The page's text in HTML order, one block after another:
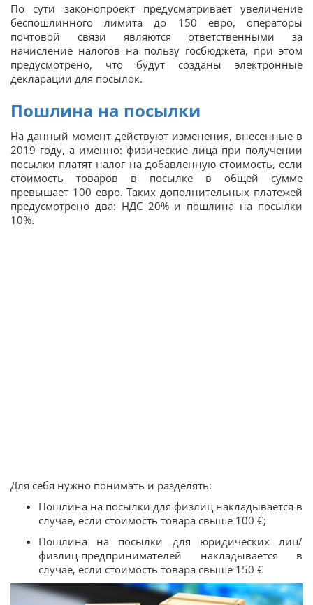
По сути законопроект предусматривает увеличение
беспошлинного лимита до 150 евро, операторы
почтовой связи являются ответственными за
начисление налогов на пользу госбюджета, при этом
предусмотрено, что будут созданы электронные
декларации для посылок.
Пошлина на посылки
На данный момент действуют изменения, внесенные в
2019 году, а именно: физические лица при получении
посылки платят налог на добавленную стоимость, если
стоимость товаров в посылке в общей сумме
превышает 100 евро. Таких дополнительных платежей
предусмотрено два: НДС 20% и пошлина на посылки
10%.
Для себя нужно понимать и разделять:
Пошлина на посылки для физлиц накладывается в
случае, если стоимость товара свыше 100 €;
Пошлина на посылки для юридических лиц/
физлиц-предпринимателей накладывается в
случае, если стоимость товара свыше 150 €